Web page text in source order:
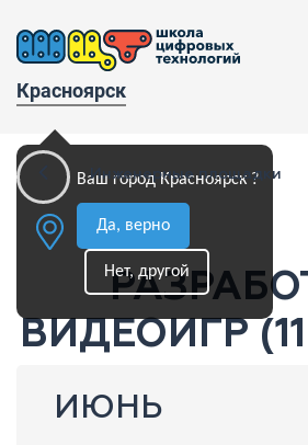
Красноярск
Ваш город Красноярск ?
Да, верно
Нет, другой
Инженерные площадки
ВИДЕОИГР
ИЮНЬ